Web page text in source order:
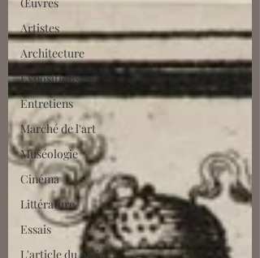
Artistes
Architecture
Expositions
Entretiens
Marché de l'art
Muséologie
Cinéma
Littérature
Essais
L'article du mois